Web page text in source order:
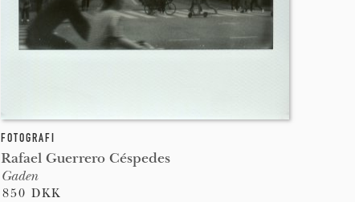
FOTOGRAFI
Rafael Guerrero Céspedes
Gaden
850 DKK